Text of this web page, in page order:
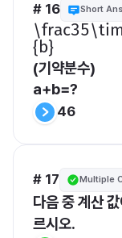
# 16 Short
{b}​
(기약분수)
a+b=?
46
# 17 Multiple
다음 중 계산 값
르시오.